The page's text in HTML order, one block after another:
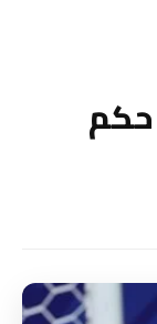
حكم